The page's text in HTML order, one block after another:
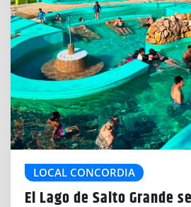
LOCAL CONCORDIA
El Lago de Salto Grande